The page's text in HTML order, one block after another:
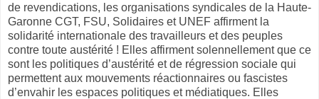
de revendications, les organisations syndicales de la Haute-
Garonne CGT, FSU, Solidaires et UNEF affirment la
solidarité internationale des travailleurs et des peuples
contre toute austérité ! Elles affirment solennellement que ce
sont les politiques d’austérité et de régression sociale qui
permettent aux mouvements réactionnaires ou fascistes
d’envahir les espaces politiques et médiatiques. Elles